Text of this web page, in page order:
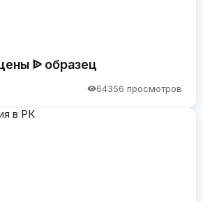
ᐉ образец
64356 просмотров